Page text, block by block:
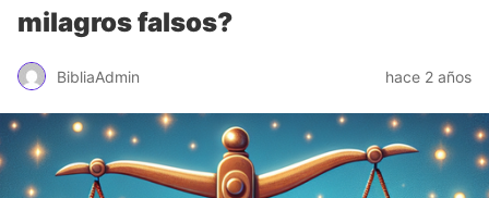
milagros falsos?
BibliaAdmin hace 2 años